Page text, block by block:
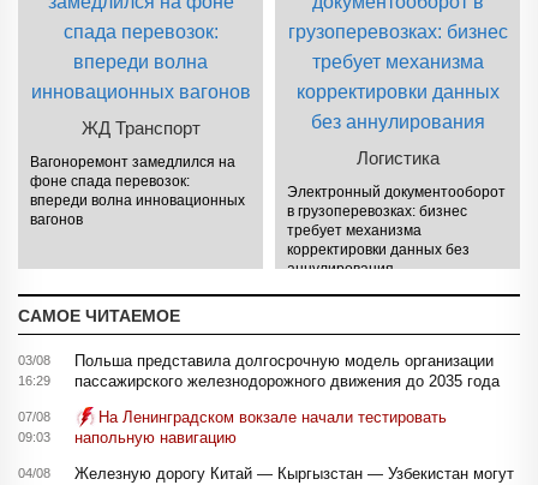
ЖД Транспорт
Вагоноремонт замедлился на
фоне спада перевозок:
впереди волна инновационных
вагонов
Логистика
Электронный документооборот
в грузоперевозках: бизнес
требует механизма
корректировки данных без
аннулирования
САМОЕ ЧИТАЕМОЕ
03/08
16:29
Польша представила долгосрочную модель организации
пассажирского железнодорожного движения до 2035 года
07/08
09:03
На Ленинградском вокзале начали тестировать
напольную навигацию
04/08
Железную дорогу Китай — Кыргызстан — Узбекистан могут